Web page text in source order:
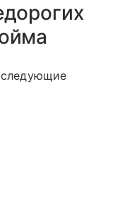
следующие